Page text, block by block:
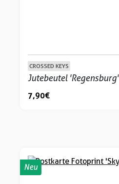
CROSSED KEYS
Jutebeutel 'Regensburg'
7,90 €
Neu